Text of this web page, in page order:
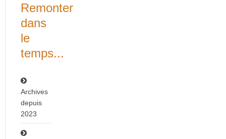
Remonter
dans
le
temps...
Archives
depuis
2023